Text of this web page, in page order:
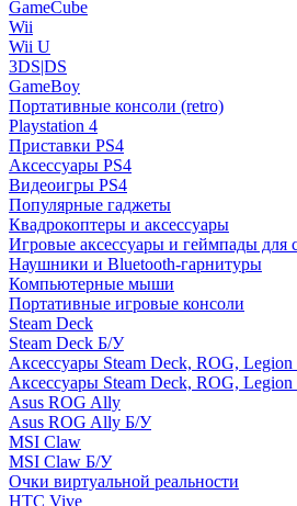
GameCube
Wii
Wii U
3DS|DS
GameBoy
Портативные консоли (retro)
Playstation 4
Приставки PS4
Аксессуары PS4
Видеоигры PS4
Популярные гаджеты
Квадрокоптеры и аксессуары
Игровые аксессуары и геймпады для
Наушники и Bluetooth-гарнитуры
Компьютерные мыши
Портативные игровые консоли
Steam Deck
Steam Deck Б/У
Аксессуары Steam Deck, ROG, Legion
Аксессуары Steam Deck, ROG,
Asus ROG Ally
Asus ROG Ally Б/У
MSI Claw
MSI Claw Б/У
Очки виртуальной реальности
HTC Vive